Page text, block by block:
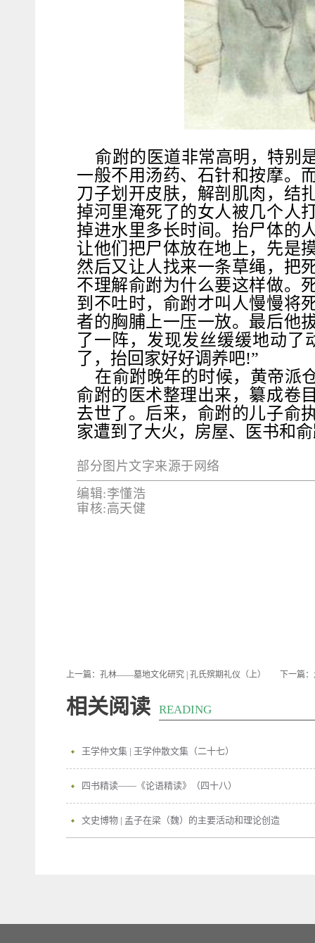
俞跗的医道非常高明，特别
一般不用汤药、石针和按摩。
刀子划开皮肤，解剖肌肉，结
掉河里淹死了的女人被几个人
掉进水里多长时间。抬尸体的
让他们把尸体放在地上，先是
然后又让人找来一条草绳，把
不理解俞跗为什么要这样做。
到不吐时，俞跗才叫人慢慢将
者的胸脯上一压一放。最后他
了一阵，发现发丝缓缓地动了
了，抬回家好好调养吧!”
在俞跗晚年的时候，黄帝派
俞跗的医术整理出来，纂成卷
去世了。后来，俞跗的儿子俞
家遭到了大火，房屋、医书和
部分图片文字来源于网络
编辑:李懂浩
审核:高天健
上一篇： 孔林——墓地文化研究 | 孔氏殡期礼仪（上） 下一篇：
相关阅读 READING
王学仲文集 | 王学仲散文集（二十七）
四书精读——《论语精读》（四十八）
文史博物 | 孟子在梁（魏）的主要活动和理论创造